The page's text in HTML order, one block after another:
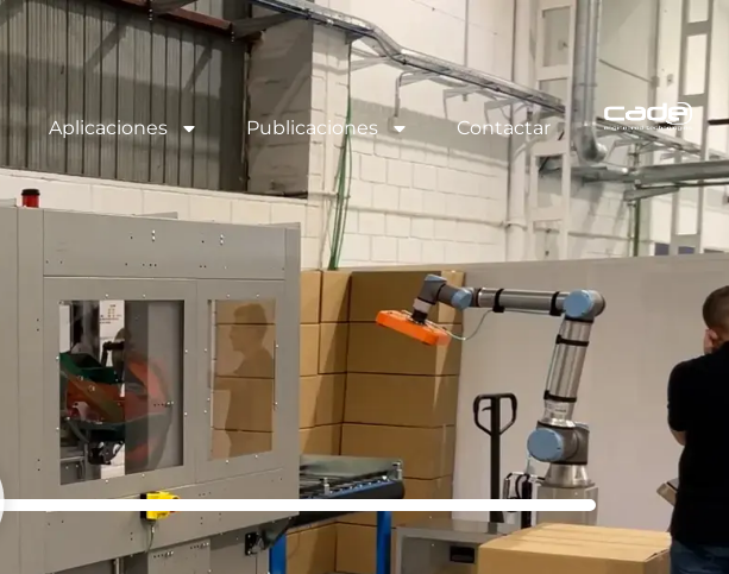
Aplicaciones Publicaciones Contactar